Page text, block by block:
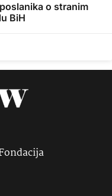
o stranim
BiH